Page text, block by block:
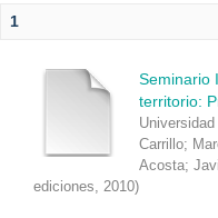
1
Seminario
territorio:
Carrillo;
Acosta;
ediciones, 2010)